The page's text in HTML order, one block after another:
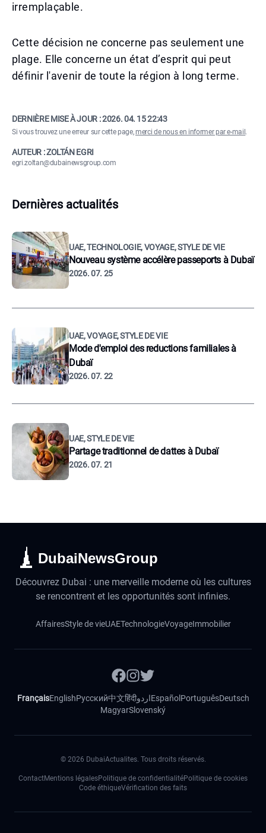
irremplaçable.
Cette décision ne concerne pas seulement une
plage. Elle concerne un état d’esprit qui peut
définir l'avenir de toute la région à long terme.
DERNIÈRE MISE À JOUR :2026. 04. 15 22:43
Si vous trouvez une erreur sur cette page,merci de nous en informer par e-mail .
AUTEUR : ZOLTÁN EGRI
egri.zoltan@dubainewsgroup.com
Dernières actualités
UAE, TECHNOLOGIE, VOYAGE, STYLE DE VIE
Nouveau système accélère passeports à Dubaï
2026. 07. 25
UAE, VOYAGE, STYLE DE VIE
Mode d'emploi des reductions familiales à
Dubaï
2026. 07. 22
UAE, STYLE DE VIE
Partage traditionnel de dattes à Dubaï
2026. 07. 21
DubaiNewsGroup
Découvrez Dubai : une merveille moderne où les cultures
se rencontrent et les opportunités sont infinies.
AffairesStyle de vieUAETechnologieVoyageImmobilier
FrançaisEnglishРусский中文हिंदीاردوEspañol PortuguêsDeutsch
MagyarSlovenský
© 2026 DubaiActualites. Tous droits réservés.
ContactMentions légalesPolitique de confidentialitéPolitique de cookies
Code éthiqueVérification des faits